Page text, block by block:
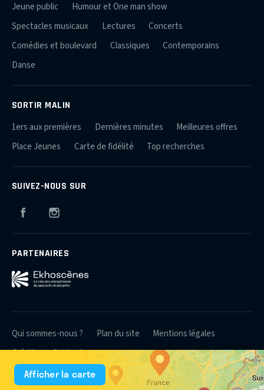
Jeune public
Humour et One man show
Spectacles musicaux
Lectures
Concerts
Comédies et boulevard
Classiques
Contemporains
Danse
SORTIR MALIN
1ers aux premières Dernières minutes
Meilleures offres
Place Jeunes
Carte de fidélité Top recherches
SUIVEZ-NOUS SUR
Facebook
PARTENAIRES
© 2026 Théâtres et Producteurs Associés
Qui sommes-nous ? Plan du site
Mentions légales
Crédits
Contact
Afficher la carte